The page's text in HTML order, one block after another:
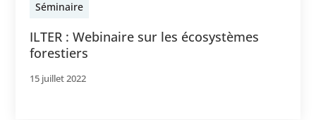
Séminaire
ILTER : Webinaire sur les écosystèmes
forestiers
15 juillet 2022